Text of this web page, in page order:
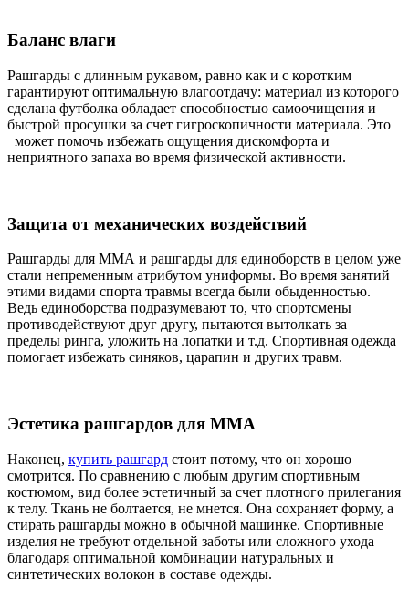
Баланс влаги
Рашгарды с длинным рукавом, равно как и с коротким
гарантируют оптимальную влагоотдачу: материал из которого
сделана футболка обладает способностью самоочищения и
быстрой просушки за счет гигроскопичности материала. Это
может помочь избежать ощущения дискомфорта и
неприятного запаха во время физической активности.
Защита от механических воздействий
Рашгарды для ММА и рашгарды для единоборств в целом уже
стали непременным атрибутом униформы. Во время занятий
этими видами спорта травмы всегда были обыденностью.
Ведь единоборства подразумевают то, что спортсмены
противодействуют друг другу, пытаются вытолкать за
пределы ринга, уложить на лопатки и т.д. Спортивная одежда
помогает избежать синяков, царапин и других травм.
Эстетика рашгардов для ММА
Наконец, купить рашгард стоит потому, что он хорошо
смотрится. По сравнению с любым другим спортивным
костюмом, вид более эстетичный за счет плотного прилегания
к телу. Ткань не болтается, не мнется. Она сохраняет форму, а
стирать рашгарды можно в обычной машинке. Спортивные
изделия не требуют отдельной заботы или сложного ухода
благодаря оптимальной комбинации натуральных и
синтетических волокон в составе одежды.